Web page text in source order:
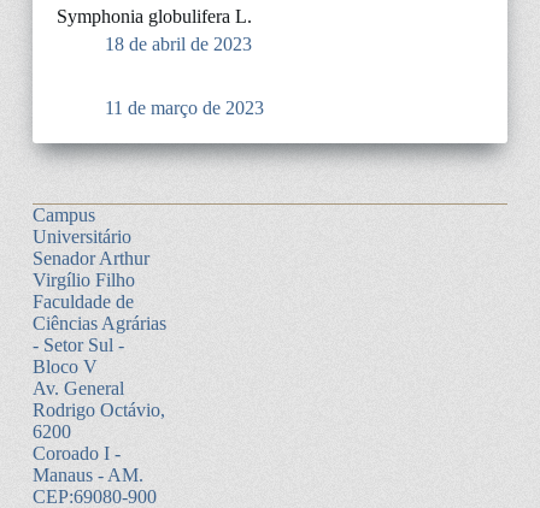
Symphonia globulifera L.
18 de abril de 2023
11 de março de 2023
Campus
Universitário
Senador Arthur
Virgílio Filho
Faculdade de
Ciências Agrárias
- Setor Sul -
Bloco V
Av. General
Rodrigo Octávio,
6200
Coroado I -
Manaus - AM.
CEP:69080-900